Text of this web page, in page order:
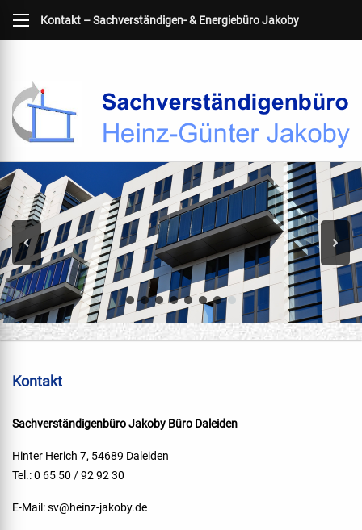
Kontakt – Sachverständigen- & Energiebüro Jakoby
Kontakt
Sachverständigenbüro Jakoby Büro Daleiden
Hinter Herich 7, 54689 Daleiden
Tel.: 0 65 50 / 92 92 30
E-Mail:sv@heinz-jakoby.de